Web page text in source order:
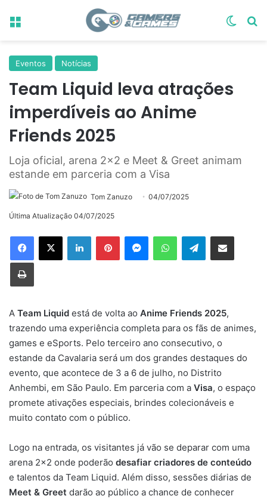
Menu
Eventos Notícias
Team Liquid leva atrações
imperdíveis ao Anime
Friends 2025
Loja oficial, arena 2x2 e Meet & Greet animam
estande em parceria com a Visa
Tom Zanuzo 04/07/2025
Última Atualização 04/07/2025
LinkedinPinterestMessengerWhatsAppTelegramCompartilhar via e-mail
Imprimir
A Team Liquid está de volta ao Anime Friends 2025,
trazendo uma experiência completa para os fãs de animes,
games e eSports. Pelo terceiro ano consecutivo, o
estande da Cavalaria será um dos grandes destaques do
evento, que acontece de 3 a 6 de julho, no Distrito
Anhembi, em São Paulo. Em parceria com a Visa, o espaço
promete ativações especiais, brindes colecionáveis e
muito contato com o público.
Logo na entrada, os visitantes já vão se deparar com uma
arena 2×2 onde poderão desafiar criadores de conteúdo
e talentos da Team Liquid. Além disso, sessões diárias de
Meet & Greet darão ao público a chance de conhecer